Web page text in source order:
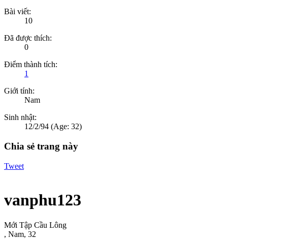
Bài viết:
10
Đã được thích:
0
Điểm thành tích:
1
Giới tính:
Nam
Sinh nhật:
12/2/94 (Age: 32)
Chia sẻ trang này
Tweet
vanphu123
Mới Tập Cầu Lông
, Nam, 32